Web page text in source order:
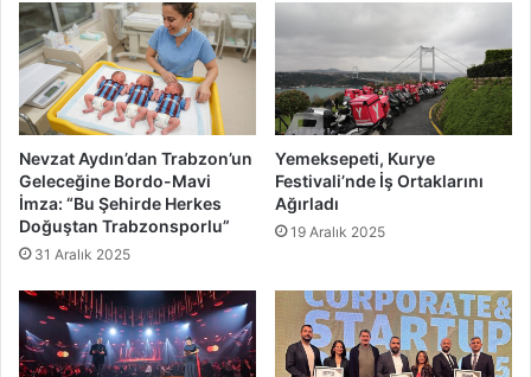
Nevzat Aydın’dan Trabzon’un
Geleceğine Bordo-Mavi
İmza: “Bu Şehirde Herkes
Doğuştan Trabzonsporlu”
31 Aralık 2025
Yemeksepeti, Kurye
Festivali’nde İş Ortaklarını
Ağırladı
19 Aralık 2025